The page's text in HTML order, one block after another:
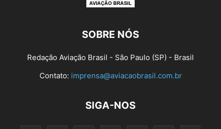
SOBRE NÓS
Redação Aviação Brasil - São Paulo (SP) - Brasil
Contato: imprensa@aviacaobrasil.com.br
SIGA-NOS